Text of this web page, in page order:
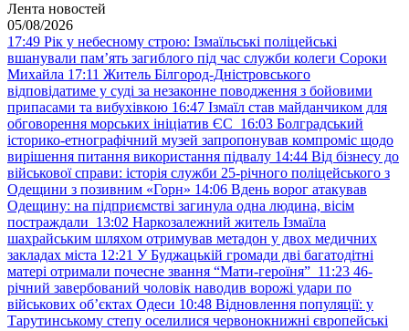
Лента новостей
05/08/2026
17:49 Рік у небесному строю: Ізмаїльські поліцейські
вшанували пам’ять загиблого під час служби колеги Сороки
Михайла 17:11 Житель Білгород-Дністровського
відповідатиме у суді за незаконне поводження з бойовими
припасами та вибухівкою 16:47 Ізмаїл став майданчиком для
обговорення морських ініціатив ЄС 16:03 Болградський
історико-етнографічний музей запропонував компроміс щодо
вирішення питання використання підвалу 14:44 Від бізнесу до
військової справи: історія служби 25-річного поліцейського з
Одещини з позивним «Горн» 14:06 Вдень ворог атакував
Одещину: на підприємстві загинула одна людина, вісім
постраждали 13:02 Наркозалежний житель Ізмаїла
шахрайським шляхом отримував метадон у двох медичних
закладах міста 12:21 У Буджацькій громади дві багатодітні
матері отримали почесне звання “Мати-героїня” 11:23 46-
річний завербований чоловік наводив ворожі удари по
військових обʼєктах Одеси 10:48 Відновлення популяції: у
Тарутинському степу оселилися червонокнижні європейські